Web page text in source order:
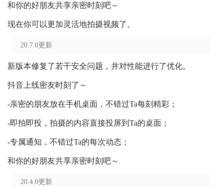
和你的好朋友共享亲密时刻吧～
现在你可以更加灵活地拍摄视频了。
20.7.0更新
新版本修复了若干安全问题，并对性能进行了优化。
抖音上线密友时刻了～
-亲密的朋友放在手机桌面，不错过Ta每刻精彩；
-即拍即投，拍摄的内容直接投屏到Ta的桌面；
-专属通知，不错过Ta的每次动态；
和你的好朋友共享亲密时刻吧～
20.4.0更新